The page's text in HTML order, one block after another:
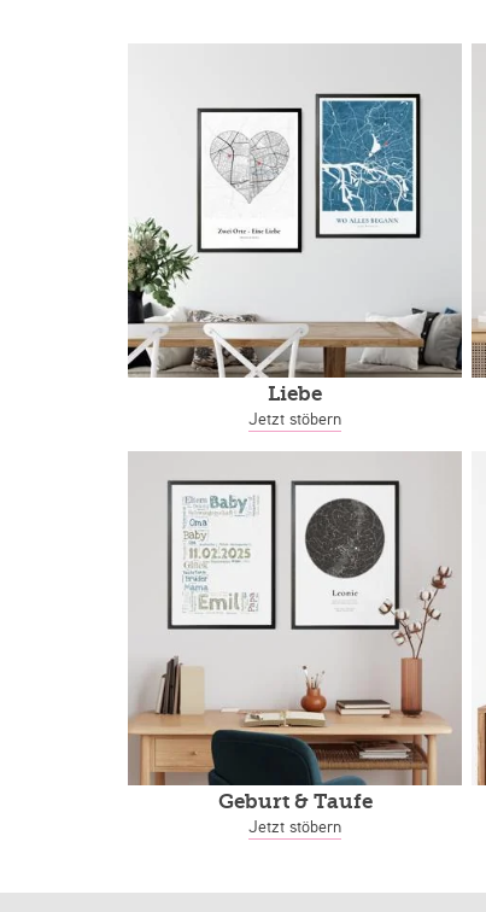
Liebe
Jetzt stöbern
Geburt & Taufe
Jetzt stöbern